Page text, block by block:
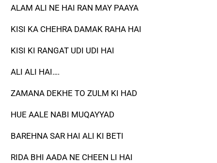
ALAM ALI NE HAI RAN MAY PAAYA
KISI KA CHEHRA DAMAK RAHA HAI
KISI KI RANGAT UDI UDI HAI
ALI ALI HAI….
ZAMANA DEKHE TO ZULM KI HAD
HUE AALE NABI MUQAYYAD
BAREHNA SAR HAI ALI KI BETI
RIDA BHI AADA NE CHEEN LI HAI